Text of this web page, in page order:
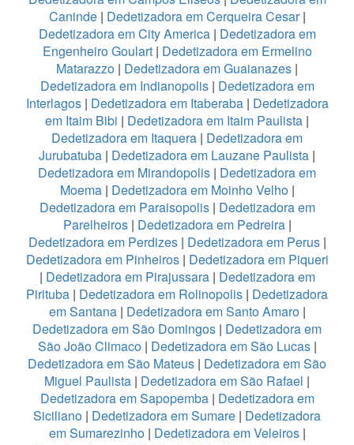
Caninde| Dedetizadora em Cerqueira Cesar|
Dedetizadora em City America | Dedetizadora em
Engenheiro Goulart | Dedetizadora em Ermelino
Matarazzo | Dedetizadora em Guaianazes |
Dedetizadora em Indianopolis| Dedetizadora em
Interlagos| Dedetizadora em Itaberaba| Dedetizadora
em Itaim Bibi | Dedetizadora em Itaim Paulista |
Dedetizadora em Itaquera | Dedetizadora em
Jurubatuba | Dedetizadora em Lauzane Paulista |
Dedetizadora em Mirandopolis | Dedetizadora em
Moema| Dedetizadora em Moinho Velho |
Dedetizadora em Paraisopolis| Dedetizadora em
Parelheiros| Dedetizadora em Pedreira|
Dedetizadora em Perdizes| Dedetizadora em Perus|
Dedetizadora em Pinheiros| Dedetizadora em Piqueri
| Dedetizadora em Pirajussara| Dedetizadora em
Pirituba | Dedetizadora em Rolinopolis | Dedetizadora
em Santana| Dedetizadora em Santo Amaro|
Dedetizadora em São Domingos | Dedetizadora em
São João Climaco| Dedetizadora em São Lucas|
Dedetizadora em São Mateus | Dedetizadora em São
Miguel Paulista | Dedetizadora em São Rafael |
Dedetizadora em Sapopemba | Dedetizadora em
Siciliano | Dedetizadora em Sumare | Dedetizadora
em Sumarezinho| Dedetizadora em Veleiros|